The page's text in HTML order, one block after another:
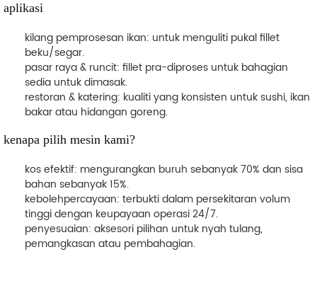
aplikasi
kilang pemprosesan ikan: untuk menguliti pukal fillet
beku/segar.
pasar raya & runcit: fillet pra-diproses untuk bahagian
sedia untuk dimasak.
restoran & katering: kualiti yang konsisten untuk sushi, ikan
bakar atau hidangan goreng.
kenapa pilih mesin kami?
kos efektif: mengurangkan buruh sebanyak 70% dan sisa
bahan sebanyak 15%.
kebolehpercayaan: terbukti dalam persekitaran volum
tinggi dengan keupayaan operasi 24/7.
penyesuaian: aksesori pilihan untuk nyah tulang,
pemangkasan atau pembahagian.